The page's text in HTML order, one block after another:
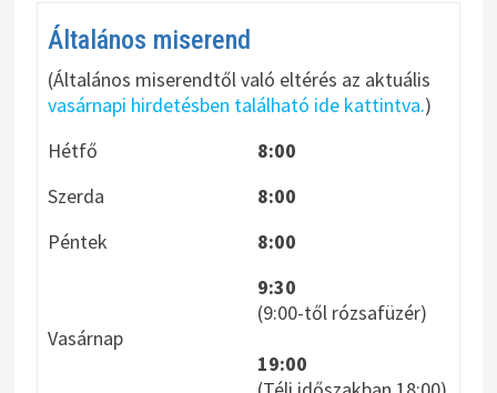
Általános miserend
(Általános miserendtől való eltérés az aktuális
vasárnapi hirdetésben található ide kattintva.)
Hétfő
8:00
Szerda
8:00
Péntek
8:00
Vasárnap
9:30
(9:00-től rózsafüzér)
19:00